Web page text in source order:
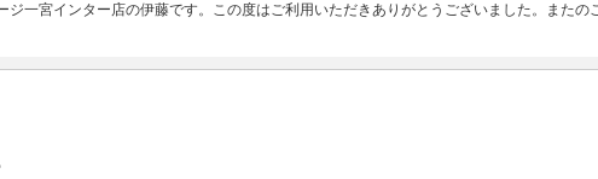
ジ一宮インター店の伊藤です。この度はご利用いただきありがとうございました。またの